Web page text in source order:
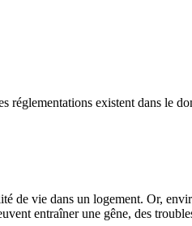
existent dans le
de vie dans un logement. Or,
entraîner une gêne, des